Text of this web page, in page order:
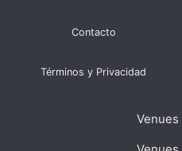
Contacto
Términos y Privacidad